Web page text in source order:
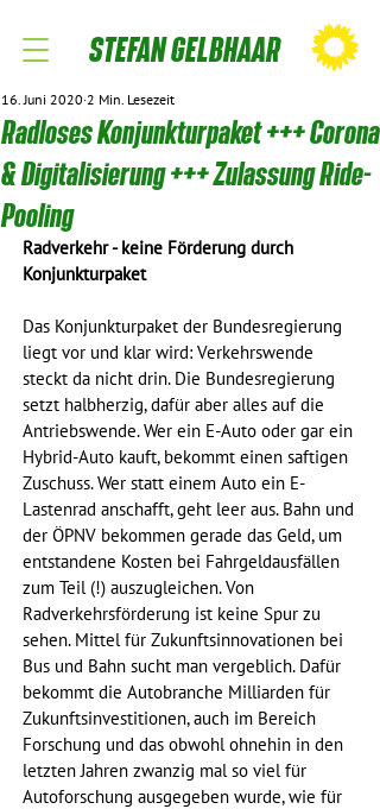
STEFAN GELBHAAR
Radloses Konjunkturpaket +++ Corona
& Digitalisierung +++ Zulassung Ride-
Pooling
16. Juni 2020 2 Min. Lesezeit
Radverkehr - keine Förderung durch
Konjunkturpaket
Das Konjunkturpaket der Bundesregierung
liegt vor und klar wird: Verkehrswende
steckt da nicht drin. Die Bundesregierung
setzt halbherzig, dafür aber alles auf die
Antriebswende. Wer ein E-Auto oder gar ein
Hybrid-Auto kauft, bekommt einen saftigen
Zuschuss. Wer statt einem Auto ein E-
Lastenrad anschafft, geht leer aus. Bahn und
der ÖPNV bekommen gerade das Geld, um
entstandene Kosten bei Fahrgeldausfällen
zum Teil (!) auszugleichen. Von
Radverkehrsförderung ist keine Spur zu
sehen. Mittel für Zukunftsinnovationen bei
Bus und Bahn sucht man vergeblich. Dafür
bekommt die Autobranche Milliarden für
Zukunftsinvestitionen, auch im Bereich
Forschung und das obwohl ohnehin in den
letzten Jahren zwanzig mal so viel für
Autoforschung ausgegeben wurde, wie für